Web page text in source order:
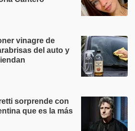
vinagre de
del auto y
sorprende con
que es la más